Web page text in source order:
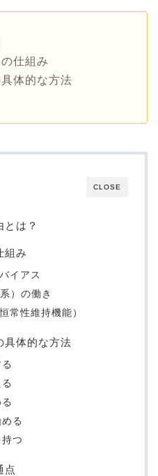
仕組み
体的な方法
CLOSE
は？
組み
イアス
）の働き
常性維持機能）
具体的な方法
る
つ
点